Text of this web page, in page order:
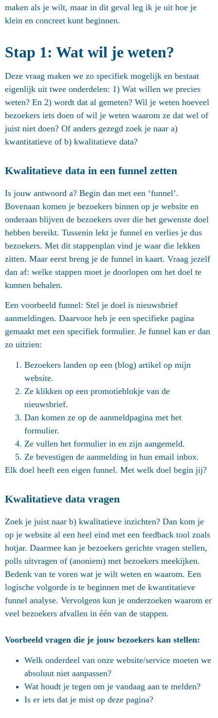
maken als je wilt, maar in dit geval leg ik je uit hoe je
klein en concreet kunt beginnen.
Stap 1: Wat wil je weten?
Deze vraag maken we zo specifiek mogelijk en bestaat
eigenlijk uit twee onderdelen: 1) Wat willen we precies
weten? En 2) wordt dat al gemeten? Wil je weten hoeveel
bezoekers iets doen of wil je weten waarom ze dat wel of
juist niet doen? Of anders gezegd zoek je naar a)
kwantitatieve of b) kwalitatieve data?
Kwalitatieve data in een funnel zetten
Is jouw antwoord a? Begin dan met een ‘funnel’.
Bovenaan komen je bezoekers binnen op je website en
onderaan blijven de bezoekers over die het gewenste doel
hebben bereikt. Tussenin lekt je funnel en verlies je dus
bezoekers. Met dit stappenplan vind je waar die lekken
zitten. Maar eerst breng je de funnel in kaart. Vraag jezelf
dan af: welke stappen moet je doorlopen om het doel te
kunnen behalen.
Een voorbeeld funnel: Stel je doel is nieuwsbrief
aanmeldingen. Daarvoor heb je een specifieke pagina
gemaakt met een specifiek formulier. Je funnel kan er dan
zo uitzien:
Bezoekers landen op een (blog) artikel op mijn
website.
Ze klikken op een promotieblokje van de
nieuwsbrief.
Dan komen ze op de aanmeldpagina met het
formulier.
Ze vullen het formulier in en zijn aangemeld.
Ze bevestigen de aanmelding in hun email inbox.
Elk doel heeft een eigen funnel. Met welk doel begin jij?
Kwalitatieve data vragen
Zoek je juist naar b) kwalitatieve inzichten? Dan kom je
op je website al een heel eind met een feedback tool zoals
hotjar. Daarmee kan je bezoekers gerichte vragen stellen,
polls uitvragen of (anoniem) met bezoekers meekijken.
Bedenk van te voren wat je wilt weten en waarom. Een
logische volgorde is te beginnen met de kwantitatieve
funnel analyse. Vervolgens kun je onderzoeken waarom er
veel bezoekers afvallen in één van de stappen.
Voorbeeld vragen die je jouw bezoekers kan stellen:
Welk onderdeel van onze website/service moeten we
absoluut niet aanpassen?
Wat houdt je tegen om je vandaag aan te melden?
Is er iets dat je mist op deze pagina?